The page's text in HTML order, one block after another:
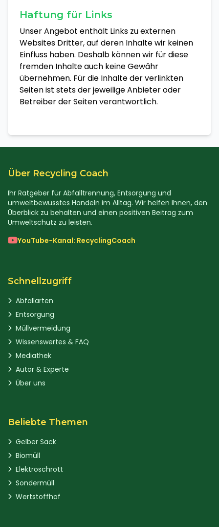
Haftung für Links
Unser Angebot enthält Links zu externen
Websites Dritter, auf deren Inhalte wir keinen
Einfluss haben. Deshalb können wir für diese
fremden Inhalte auch keine Gewähr
übernehmen. Für die Inhalte der verlinkten
Seiten ist stets der jeweilige Anbieter oder
Betreiber der Seiten verantwortlich.
Über Recycling Coach
Ihr Ratgeber für Abfalltrennung, Entsorgung und
umweltbewusstes Handeln im Alltag. Wir helfen Ihnen, den
Überblick zu behalten und einen positiven Beitrag zum
Umweltschutz zu leisten.
YouTube-Kanal: RecyclingCoach
Schnellzugriff
Abfallarten
Entsorgung
Müllvermeidung
Wissenswertes & FAQ
Mediathek
Autor & Experte
Über uns
Beliebte Themen
Gelber Sack
Biomüll
Elektroschrott
Sondermüll
Wertstoffhof